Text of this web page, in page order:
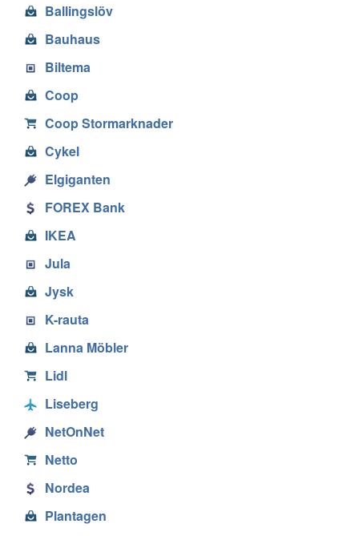
Ballingslöv
Bauhaus
Biltema
Coop
Coop Stormarknader
Cykel
Elgiganten
FOREX Bank
IKEA
Jula
Jysk
K-rauta
Lanna Möbler
Lidl
Liseberg
NetOnNet
Netto
Nordea
Plantagen